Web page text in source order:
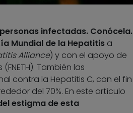
infectadas. Conócela.
Mundial de la Hepatitisa
Alliance) y con el apoyo de
También las
contra la Hepatitis C, con el fin
del 70%. En este artículo
estigma de esta